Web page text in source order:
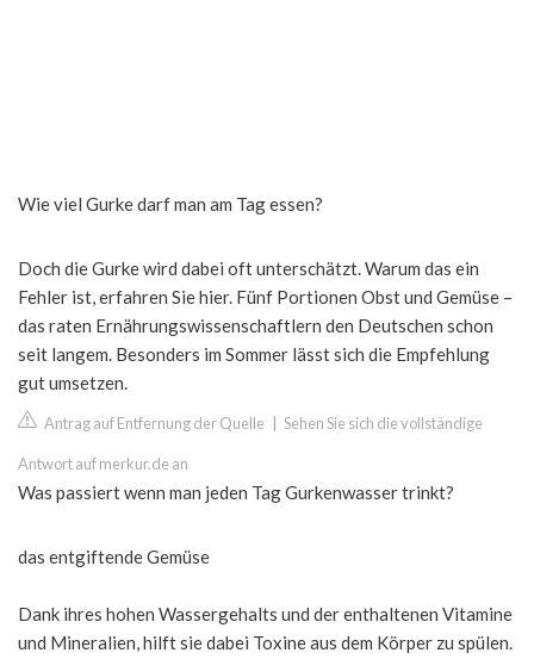
Wie viel Gurke darf man am Tag essen?
Doch die Gurke wird dabei oft unterschätzt. Warum das ein
Fehler ist, erfahren Sie hier. Fünf Portionen Obst und Gemüse –
das raten Ernährungswissenschaftlern den Deutschen schon
seit langem. Besonders im Sommer lässt sich die Empfehlung
gut umsetzen.
Antrag auf Entfernung der Quelle Sehen Sie sich die vollständige
Antwort auf merkur.de an
Was passiert wenn man jeden Tag Gurkenwasser trinkt?
das entgiftende Gemüse
Dank ihres hohen Wassergehalts und der enthaltenen Vitamine
und Mineralien, hilft sie dabei Toxine aus dem Körper zu spülen.